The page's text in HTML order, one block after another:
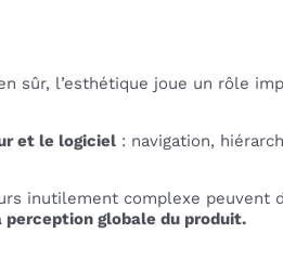
sûr, l’esthétique joue un rôle
et le logiciel : navigation,
inutilement complexe peuvent
globale du produit.